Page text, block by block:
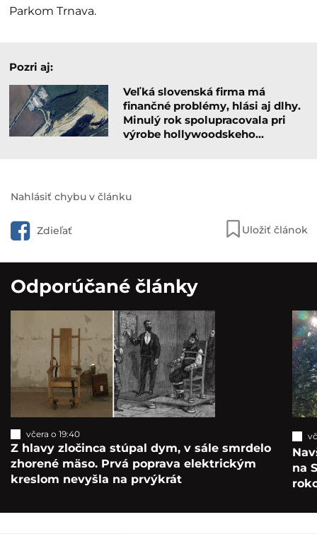
Parkom Trnava.
Pozri aj:
Veľká slovenská firma má
finančné problémy, hlási aj dlhy.
Minulý rok spolupracovala pri
výrobe hollywoodskeho…
Nahlásiť chybu v článku
Zdieľať Uložiť článok
Odporúčané články
včera o 19:40
Z hlavy zločinca stúpal dym, v sále smrdelo
zhorené mäso. Prvá poprava elektrickým
kreslom nevyšla na prvýkrát
na